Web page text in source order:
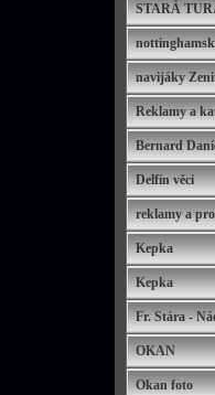
STARÁ
navijáky
Reklamy a
Bernard
Delfín věci
reklamy a
Kepka
Kepka
Fr. Stára -
OKAN
Okan foto